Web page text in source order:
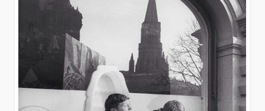
Товары и услуги Москвы